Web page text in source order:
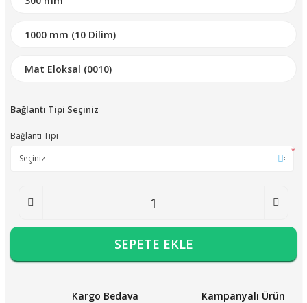
Bağlantı Tipi Seçiniz
Bağlantı Tipi
*
SEPETE EKLE
Kargo Bedava Kampanyalı Ürün